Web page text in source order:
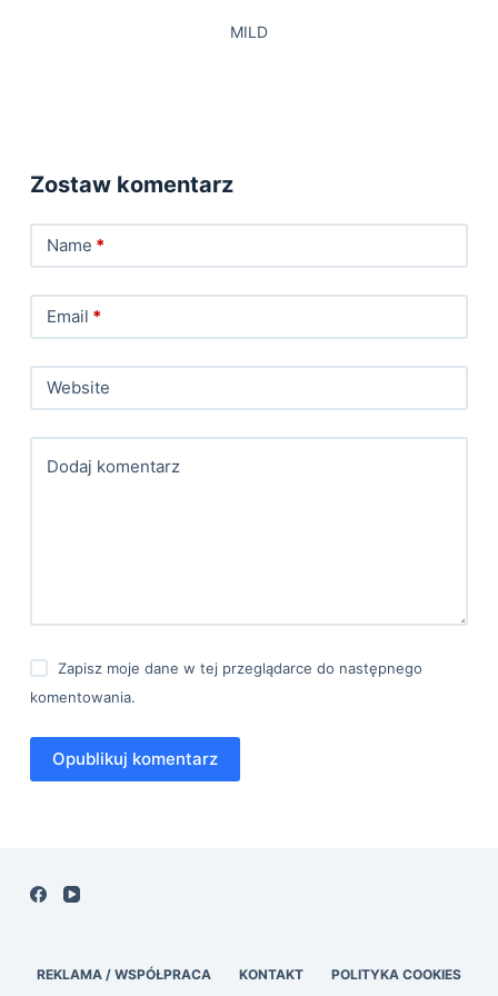
MILD
Zostaw komentarz
Name *
Email *
Website
Dodaj komentarz
Zapisz moje dane w tej przeglądarce do następnego
komentowania.
Opublikuj komentarz
REKLAMA / WSPÓŁPRACA KONTAKT POLITYKA COOKIES